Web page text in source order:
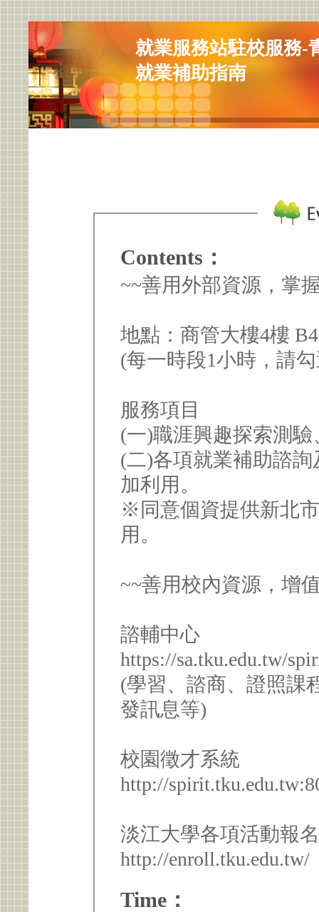
就業服務站駐校服務-
就業補助指南
Contents：
~~善用外部資源，掌
地點：商管大樓4樓
(每一時段1小時，請
服務項目
(一)職涯興趣探索測
(二)各項就業補助諮
加利用。
※同意個資提供新北
用。
~~善用校內資源，增
諮輔中心
https://sa.tku.edu.tw/
(學習、諮商、證照課
發訊息等)
校園徵才系統
http://
淡江大學各項活動報
http://enroll.tku.edu.tw/
Time：